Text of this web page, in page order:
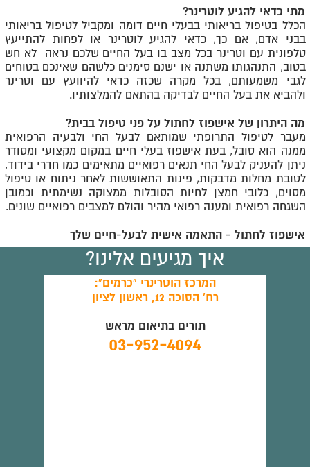
מתי כדאי להגיע לוטרינר?
הכלל בטיפול בריאותי בבעלי חיים דומה ומקביל לטיפול בריאותי
בבני אדם, אם כך, כדאי להגיע לוטרינר או לפחות להתייעץ
טלפונית עם וטרינר בכל מצב בו בעל החיים שלכם נראה לא חש
בטוב, התנהגותו משתנה או ישנם סימנים כלשהם שאינכם בטוחים
לגבי משמעותם, בכל מקרה שכזה כדאי להיוועץ עם וטרינר
ולהביא את בעל החיים לבדיקה בהתאם להמלצותיו.
מה היתרון של אישפוז לחתול על פני טיפול בבית?
מעבר לטיפול התרופתי שמותאם לבעל החי ולבעיה הרפואית
ממנה הוא סובל, בעת אישפוז בעלי חיים במקום מקצועי ומסודר
ניתן להעניק לבעל החי תנאים רפואיים מתאימים כמו חדרי בידוד,
לטובת מחלות מדבקות, פינות התאוששות לאחר ניתוח או טיפול
מסוים, כלובי חמצן לחיות הסובלות ממצוקה נשימתית וכמובן
השגחה רפואית ומענה רפואי מהיר והולם למצבים רפואיים שונים.
אישפוז לחתול - התאמה אישית לבעל-חיים שלך
איך מגיעים אלינו?
המרכז הוטרינרי "כרמים":
רח' הסוכה 12, ראשון לציון
תורים בתיאום מראש
03-952-4094